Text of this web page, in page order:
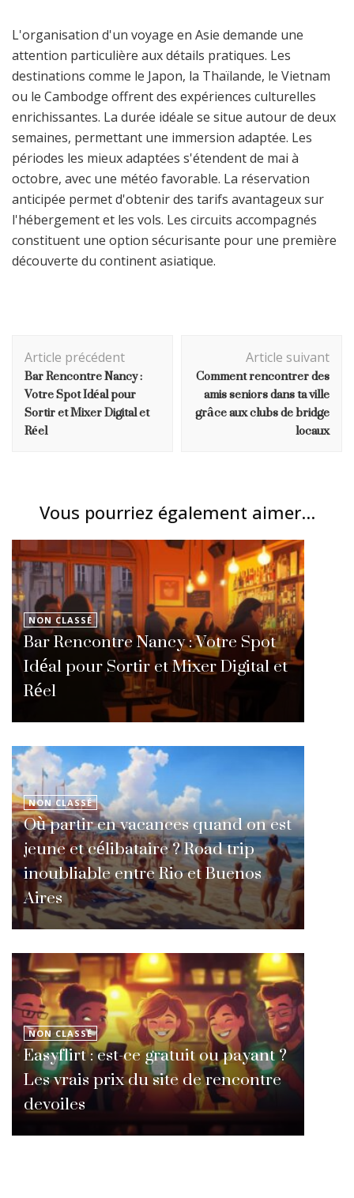
L'organisation d'un voyage en Asie demande une
attention particulière aux détails pratiques. Les
destinations comme le Japon, la Thaïlande, le Vietnam
ou le Cambodge offrent des expériences culturelles
enrichissantes. La durée idéale se situe autour de deux
semaines, permettant une immersion adaptée. Les
périodes les mieux adaptées s'étendent de mai à
octobre, avec une météo favorable. La réservation
anticipée permet d'obtenir des tarifs avantageux sur
l'hébergement et les vols. Les circuits accompagnés
constituent une option sécurisante pour une première
découverte du continent asiatique.
d'article
Article précédent
Bar Rencontre Nancy :
Votre Spot Idéal pour
Sortir et Mixer Digital et
Réel
Article suivant
Comment rencontrer des
amis seniors dans ta ville
grâce aux clubs de bridge
locaux
Vous pourriez également aimer...
NON CLASSÉ
Bar Rencontre Nancy : Votre Spot
Idéal pour Sortir et Mixer Digital et
Réel
NON CLASSÉ
Où partir en vacances quand on est
jeune et célibataire ? Road trip
inoubliable entre Rio et Buenos
Aires
NON CLASSÉ
Easyflirt : est-ce gratuit ou payant ?
Les vrais prix du site de rencontre
devoiles